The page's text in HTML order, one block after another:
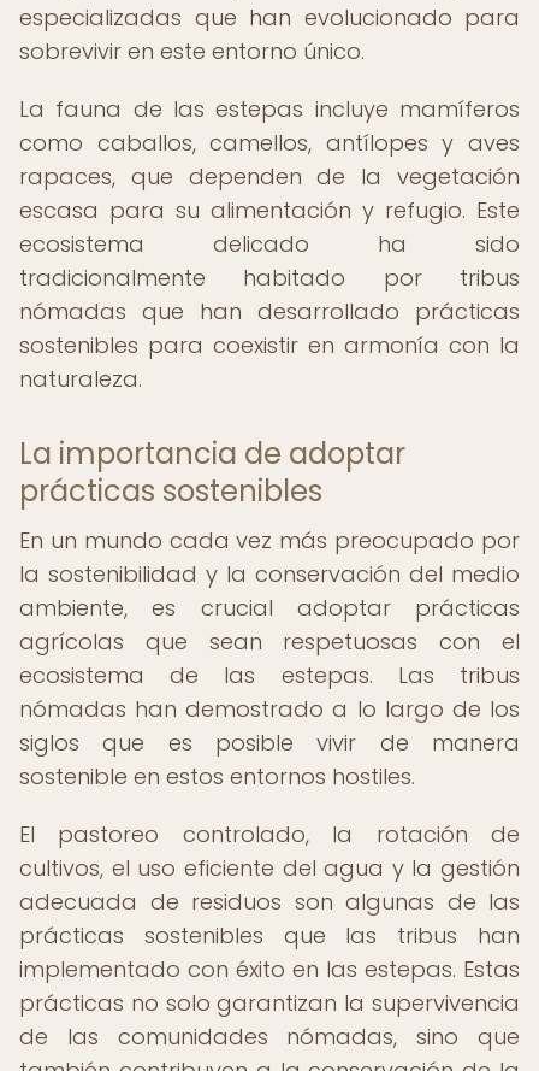
especializadas que han evolucionado para
sobrevivir en este entorno único.
La fauna de las estepas incluye mamíferos
como caballos, camellos, antílopes y aves
rapaces, que dependen de la vegetación
escasa para su alimentación y refugio. Este
ecosistema delicado ha sido
tradicionalmente habitado por tribus
nómadas que han desarrollado prácticas
sostenibles para coexistir en armonía con la
naturaleza.
La importancia de adoptar
prácticas sostenibles
En un mundo cada vez más preocupado por
la sostenibilidad y la conservación del medio
ambiente, es crucial adoptar prácticas
agrícolas que sean respetuosas con el
ecosistema de las estepas. Las tribus
nómadas han demostrado a lo largo de los
siglos que es posible vivir de manera
sostenible en estos entornos hostiles.
El pastoreo controlado, la rotación de
cultivos, el uso eficiente del agua y la gestión
adecuada de residuos son algunas de las
prácticas sostenibles que las tribus han
implementado con éxito en las estepas. Estas
prácticas no solo garantizan la supervivencia
de las comunidades nómadas, sino que